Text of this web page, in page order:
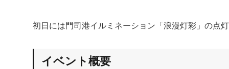
初日には門司港イルミネーション「浪漫灯彩」の点
イベント概要